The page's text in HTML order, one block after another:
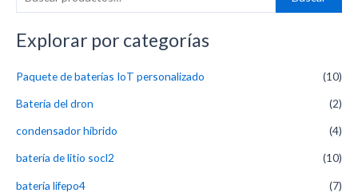
u
s
a
r
r
:
Explorar por categorías
Paquete de baterías IoT personalizado (10)
Batería del dron (2)
condensador híbrido (4)
batería de litio socl2 (10)
batería lifepo4 (7)